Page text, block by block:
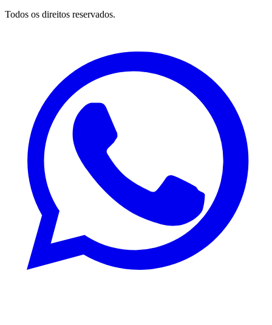
Todos os direitos reservados.